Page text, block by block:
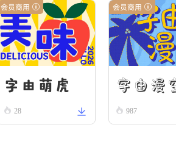
会员商用
字由萌虎
28
会员商用
字由漫
987